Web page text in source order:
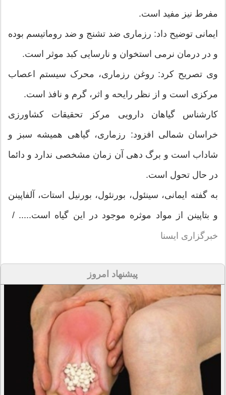
مفرط نیز مفید است.
ایمانی توضیح داد: رزماری ضد تشنج و ضد روماتیسم بوده
و در درمان نرمی استخوان و نارسایی کبد موثر است.
وی تصریح کرد: روغن رزماری، محرک سیستم اعصاب
مرکزی است و از نظر رایحه و اثر، گرم و نافذ است.
کارشناس گیاهان دارویی مرکز تحقیقات کشاورزی
خراسان شمالی افزود: رزماری، گیاهی همیشه سبز و
شاداب است و برگ دهی آن زمان مشخصی ندارد و دائما
در حال تحول است.
به گفته ایمانی، سینئول، بورنئول، بورنیل استات، آلفاپینن
و بتاپینن از مواد موثره موجود در این گیاه است..... /
خبرگزارى ايسنا
پیشنهاد امروز